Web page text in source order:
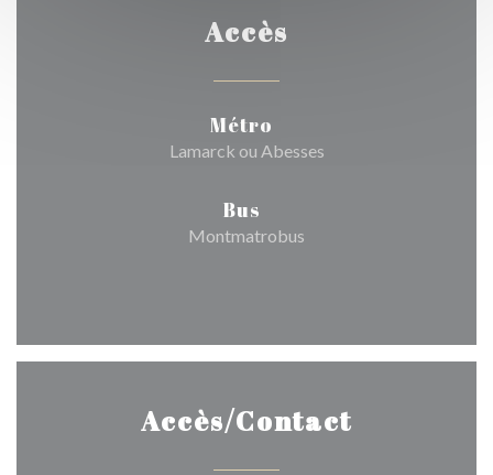
Accès
Métro
Lamarck ou Abesses
Bus
Montmatrobus
Accès/Contact